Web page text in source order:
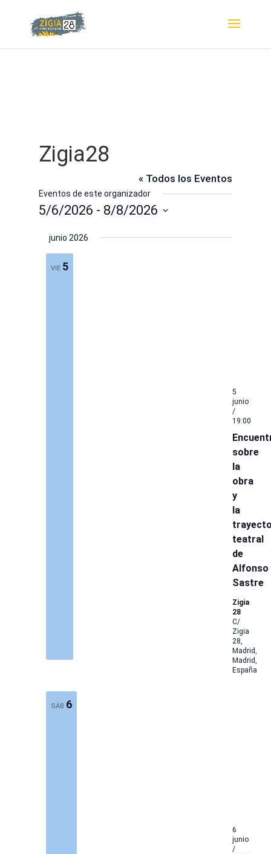
Zigia28
« Todos los Eventos
Eventos de este organizador
5/6/2026 - 8/8/2026
fecha.
junio 2026
VIE 5
sobre
la
obra
y
la
teatral
de
Alfonso
Sastre
5
junio
/
19:00
Zigia
28
C/
Zigia
28,
Madrid,
Madrid,
España
SÁB 6
6
junio
/